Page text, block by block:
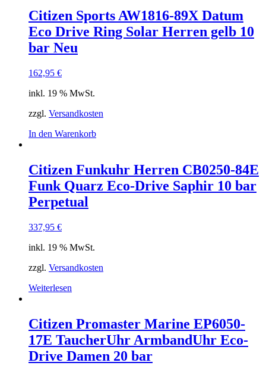
Citizen Sports AW1816-89X Datum
Eco Drive Ring Solar Herren gelb 10
bar Neu
162,95 €
inkl. 19 % MwSt.
zzgl. Versandkosten
In den Warenkorb
Citizen Funkuhr Herren CB0250-84E
Funk Quarz Eco-Drive Saphir 10 bar
Perpetual
337,95 €
inkl. 19 % MwSt.
zzgl. Versandkosten
Weiterlesen
Citizen Promaster Marine EP6050-
17E TaucherUhr ArmbandUhr Eco-
Drive Damen 20 bar